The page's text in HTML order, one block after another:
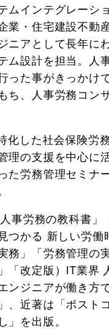
ムインテグレーシ
業・住宅建設不動
ニアとして長年に
ム設計を担当。人
った事がきっかけ
ち、人事労務コン
化した社会保険労
理の支援を中心に
た労務管理セミナ
事労務の教科書」
つかる 新しい労働
務」「労務管理の
「改定版）IT業界
ンジニアが働き方
、近著は「ポスト
」を出版。